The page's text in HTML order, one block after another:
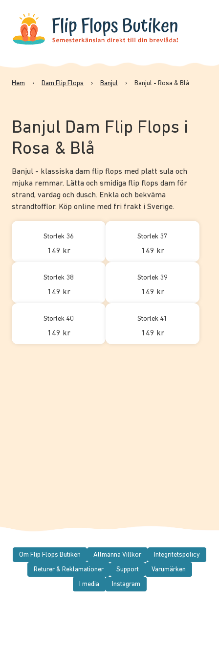
Hem › Dam Flip Flops › Banjul › Banjul - Rosa & Blå
Banjul Dam Flip Flops i
Rosa & Blå
Banjul - klassiska dam flip flops med platt sula och
mjuka remmar. Lätta och smidiga flip flops dam för
strand, vardag och dusch. Enkla och bekväma
strandtofflor. Köp online med fri frakt i Sverige.
Storlek 36
149 kr
Storlek 37
149 kr
Storlek 38
149 kr
Storlek 39
149 kr
Storlek 40
149 kr
Storlek 41
149 kr
Om Flip Flops Butiken Allmänna Villkor
Integritetspolicy
Returer & Reklamationer
Support
Varumärken
I media
Instagram